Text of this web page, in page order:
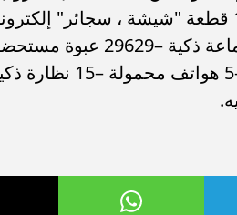
طبية –810 عبوة
حوادث اليوم.. إصابة 6 أشخاص في انقلاب
ومصرع طالبين بالشرقية